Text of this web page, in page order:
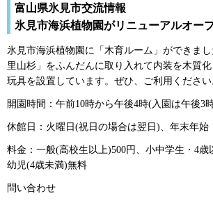
富山県氷見市交流情報
氷見市海浜植物園がリニューアルオー
氷見市海浜植物園に「木育ルーム」ができま
里山杉」をふんだんに取り入れて内装を木質
玩具を設置しています。ぜひ、ご利用ください
開園時間：午前10時から午後4時(入園は午後3
休館日：火曜日(祝日の場合は翌日)、年末年始
料金：一般(高校生以上)500円、小中学生・4歳
幼児(4歳未満)無料
問い合わせ